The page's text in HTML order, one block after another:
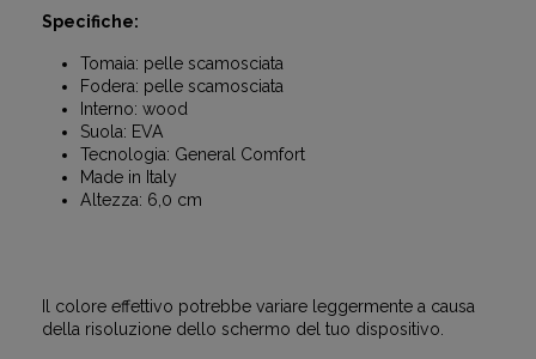
Specifiche:
Tomaia: pelle scamosciata
Fodera: pelle scamosciata
Interno: wood
Suola: EVA
Tecnologia: General Comfort
Made in Italy
Altezza: 6,0 cm
Il colore effettivo potrebbe variare leggermente a causa
della risoluzione dello schermo del tuo dispositivo.